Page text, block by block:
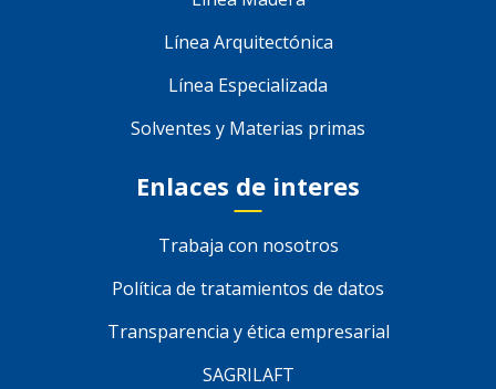
Línea Arquitectónica
Línea Especializada
Solventes y Materias primas
Enlaces de interes
Trabaja con nosotros
Política de tratamientos de datos
Transparencia y ética empresarial
SAGRILAFT